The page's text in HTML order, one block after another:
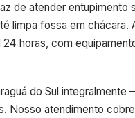
de atender entupimento
limpa fossa em chácara.
24 horas, com
do Sul integralmente
Nosso atendimento